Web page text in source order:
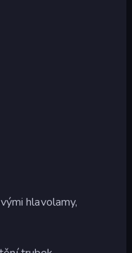
hlavolamy,